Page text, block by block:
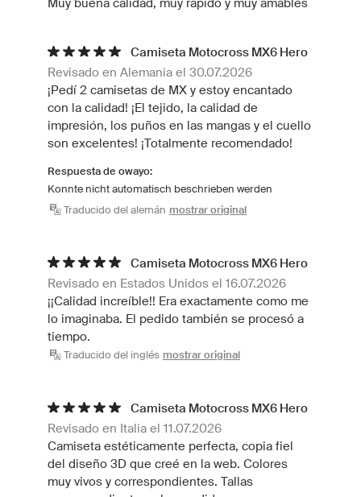
Muy buena calidad, muy rapido y muy amables
Camiseta Motocross MX6 Hero
Revisado en Alemania el 30.07.2026
¡Pedí 2 camisetas de MX y estoy encantado
con la calidad! ¡El tejido, la calidad de
impresión, los puños en las mangas y el cuello
son excelentes! ¡Totalmente recomendado!
Respuesta de owayo:
Konnte nicht automatisch beschrieben werden
Traducido del alemán mostrar original
Camiseta Motocross MX6 Hero
Revisado en Estados Unidos el 16.07.2026
¡¡Calidad increíble!! Era exactamente como me
lo imaginaba. El pedido también se procesó a
tiempo.
Traducido del inglés mostrar original
Camiseta Motocross MX6 Hero
Revisado en Italia el 11.07.2026
Camiseta estéticamente perfecta, copia fiel
del diseño 3D que creé en la web. Colores
muy vivos y correspondientes. Tallas